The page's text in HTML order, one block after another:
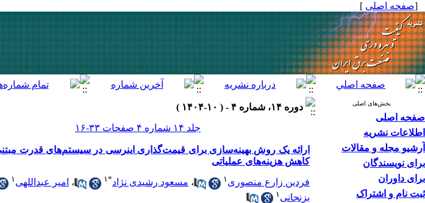
[صفحه اصلی ]
بخش‌های اصلی
صفحه اصلی
اطلاعات نشریه
آرشیو مجله و مقالات
برای نویسندگان
برای داوران
ثبت نام و اشتراک
دوره ۱۴، شماره ۴ - ( ۱۰-۱۴۰۴ )
جلد ۱۴ شماره ۴ صفحات ۳۳-۱۶
ارائه‌ یک روش بهینه‌سازی برای قیمت‌گذاری اینرسی در سیستم‌های قدرت مبتنی
کاهش هزینه‌های عملیاتی
فردین زارع منصوری ۱ ، مسعود رشیدی نژاد*۱ ، امیر عبداللهی ۱
بزنجانی ۱